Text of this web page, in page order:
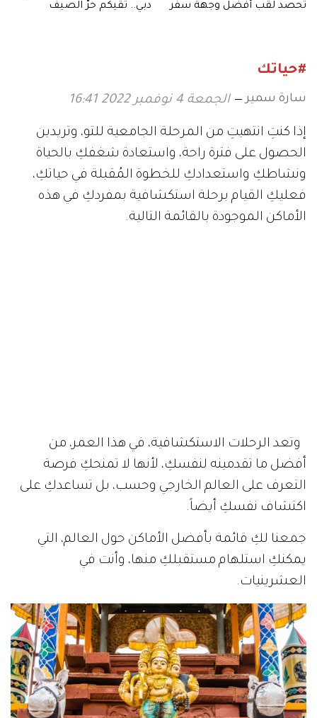
تحصد لقب أفضل وجهة سفر
دبي.. تقيكم حرَّ الصيف
#حياتك
سارة سمير الجمعة 4 نوفمبر 2022 16:41
إذا كنتِ انتهيتِ من المرحلة الجامعية للتو، وتريدين
الحصول على فترة راحة، واستعادة شغفكِ بالحياة
ونشاطكِ واستعدادكِ للخطوة المُقبلة في حياتكِ،
فعليكِ القيام برحلة استكشافية بمفردكِ في هذه
الأماكن الموجودة بالقائمة التالية.
وتعد الرحلات الاستكشافية، في هذا العمر، من
أفضل ما تقدمينه لنفسكِ، لأنها لا تمنحكِ فرصة
التعرف على العالم الخارجي وحسب، بل تساعدكِ على
اكتشاف نفسكِ أيضاً.
جمعنا لكِ قائمة بأفضل الأماكن حول العالم، التي
يمكنكِ استلهام مستقبلكِ منها، وأنت في
العشرينيات.